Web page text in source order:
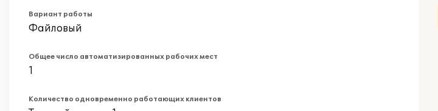
Вариант работы
Файловый
Общее число автоматизированных рабочих мест
1
Количество одновременно работающих клиентов